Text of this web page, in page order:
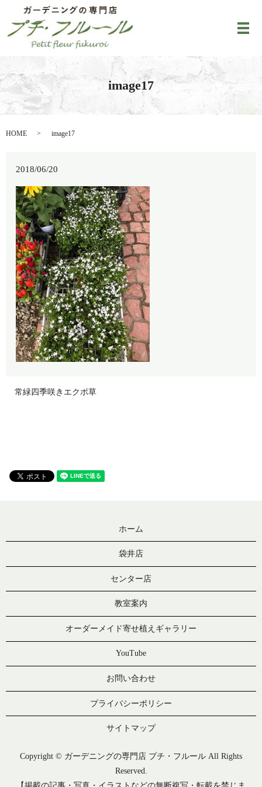
メ
image17
HOME image17
2018/06/20
常緑四季咲きエクボ草
ホーム
袋井店
センター店
教室案内
オーダーメイド寄せ植えギャラリー
YouTube
お問い合わせ
プライバシーポリシー
サイトマップ
Copyright © ガーデニングの専門店 プチ・フルール All Rights
Reserved.